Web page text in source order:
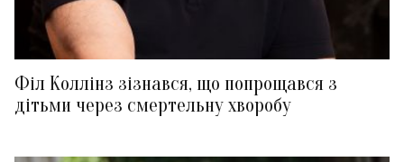
Філ Коллінз зізнався, що попрощався з
дітьми через смертельну хворобу